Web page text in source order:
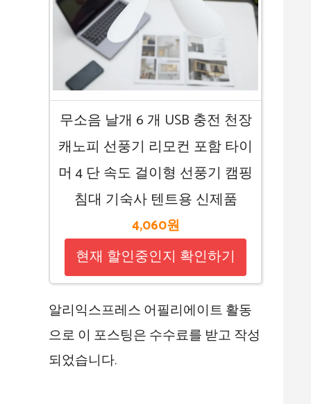
무소음 날개 6 개 USB 충전 천장
캐노피 선풍기 리모컨 포함 타이
머 4 단 속도 걸이형 선풍기 캠핑
침대 기숙사 텐트용 신제품
4,060원
현재 할인중인지 확인하기
알리익스프레스 어필리에이트 활동
으로 이 포스팅은 수수료를 받고 작성
되었습니다.